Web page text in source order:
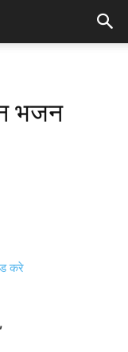
भजन
करे